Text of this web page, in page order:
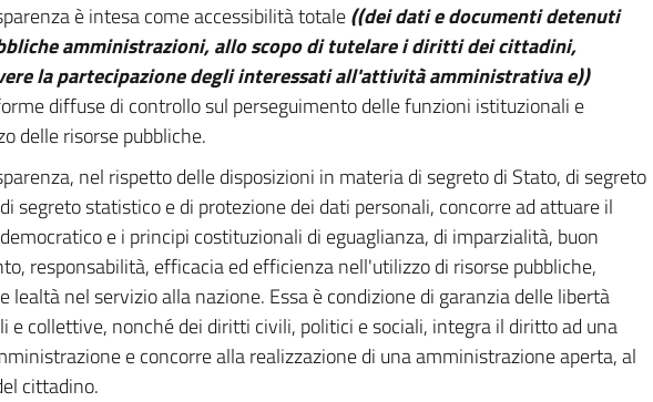
è intesa come accessibilità totale((dei dati e documenti detenuti
amministrazioni, allo scopo di tutelare i diritti dei cittadini,
la partecipazione degli interessati all'attività amministrativa e))
diffuse di controllo sul perseguimento delle funzioni istituzionali e
delle risorse pubbliche.
nel rispetto delle disposizioni in materia di segreto di Stato, di segreto
segreto statistico e di protezione dei dati personali, concorre ad attuare il
e i principi costituzionali di eguaglianza, di imparzialità, buon
responsabilità, efficacia ed efficienza nell'utilizzo di risorse pubbliche,
lealtà nel servizio alla nazione. Essa è condizione di garanzia delle libertà
e collettive, nonché dei diritti civili, politici e sociali, integra il diritto ad una
e concorre alla realizzazione di una amministrazione aperta, al
cittadino.